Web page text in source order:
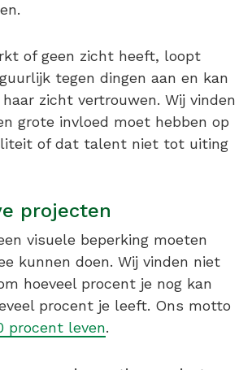
of geen zicht heeft, loopt
tegen dingen aan en kan
zicht vertrouwen. Wij vinden
grote invloed moet hebben op
of dat talent niet tot uiting
projecten
visuele beperking moeten
kunnen doen. Wij vinden niet
hoeveel procent je nog kan
procent je leeft. Ons motto
procent leven.